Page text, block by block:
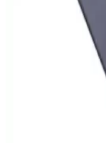
Şarj Etme:
Lenovo dizüstü
teknolojisi sayesinde
şekilde şarj
otomatik voltaj ve
Redmi Note 10
Teknik